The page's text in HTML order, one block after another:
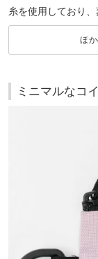
糸を使用しており、
ほ
ミニマルなコ